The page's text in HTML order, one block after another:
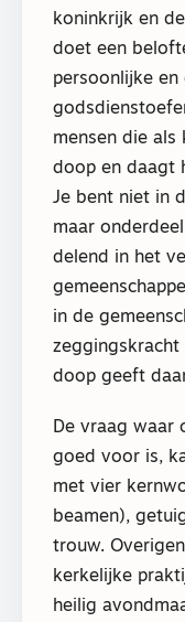
koninkrijk en
doet een
persoonlijke en
mensen die als
doop en daagt
Je bent niet in
maar
delend in het
in de
zeggingskracht
doop geeft
De vraag waar
goed voor is,
met vier
beamen),
trouw.
kerkelijke
heilig